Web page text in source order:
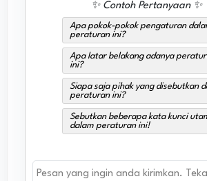
✨ Contoh Pertanyaan ✨
Apa pokok-pokok pengaturan
peraturan ini?
Apa latar belakang adanya
ini?
Siapa saja pihak yang disebutkan
peraturan ini?
Sebutkan beberapa kata kunci
dalam peraturan ini!